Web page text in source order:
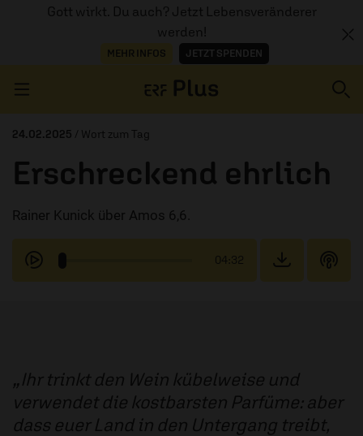
Gott wirkt. Du auch? Jetzt Lebensveränderer
werden!
MEHR INFOS JETZT SPENDEN
AUDIOTHEK
PROGRAMM
24.02.2025 / Wort zum Tag
Erschreckend ehrlich
Rainer Kunick über Amos 6,6.
04:32
Ihr trinkt den Wein kübelweise und
verwendet die kostbarsten Parfüme: aber
dass euer Land in den Untergang treibt,